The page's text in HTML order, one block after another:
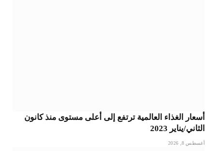
أسعار الغذاء العالمية ترتفع إلى أعلى مستوى منذ كانون
الثاني/يناير 2023
أغسطس 8, 2026